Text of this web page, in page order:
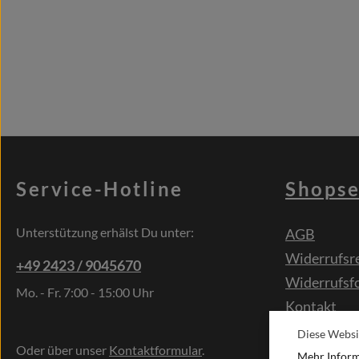
Service-Hotline
Unterstützung erhälst Du unter:
+49 2423 / 9045670
Mo. - Fr. 7:00 - 15:00 Uhr
Oder über unser Kontaktformular.
AGB
Kontakt
Diese
Mehr